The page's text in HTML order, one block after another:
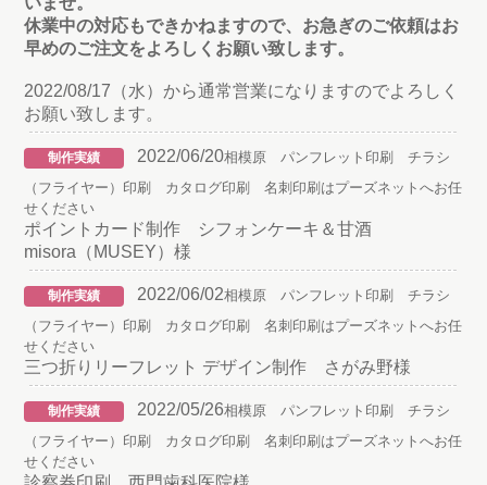
休業中の対応もできかねますので、お急ぎのご依頼はお
早めのご注文をよろしくお願い致します。
2022/08/17（水）から通常営業になりますのでよろしく
お願い致します。
制作実績 2022/06/20相模原 パンフレット印刷 チラシ
（フライヤー）印刷 カタログ印刷 名刺印刷はプーズネットへお任
せください
ポイントカード制作 シフォンケーキ＆甘酒
misora（MUSEY）様
制作実績 2022/06/02相模原 パンフレット印刷 チラシ
（フライヤー）印刷 カタログ印刷 名刺印刷はプーズネットへお任
せください
三つ折りリーフレット デザイン制作 さがみ野様
制作実績 2022/05/26相模原 パンフレット印刷 チラシ
（フライヤー）印刷 カタログ印刷 名刺印刷はプーズネットへお任
せください